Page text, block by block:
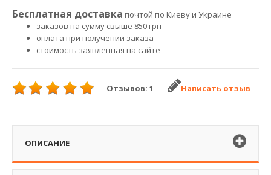
Бесплатная доставка почтой по Киеву и Украине
заказов на сумму свыше 850 грн
оплата при получении заказа
стоимость заявленная на сайте
Отзывов: 1 Написать отзыв
ОПИСАНИЕ